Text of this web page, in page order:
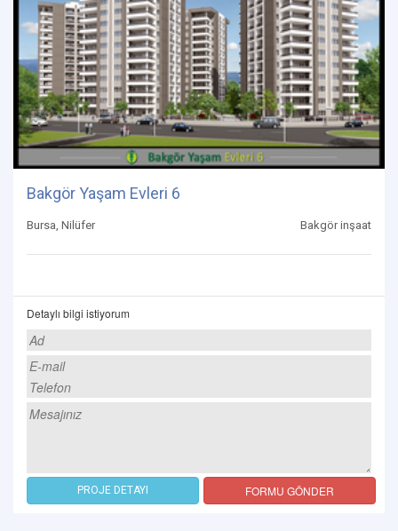
Bakgör Yaşam Evleri 6
Bursa, Nilüfer Bakgör inşaat
Detaylı bilgi istiyorum
PROJE DETAYI FORMU GÖNDER